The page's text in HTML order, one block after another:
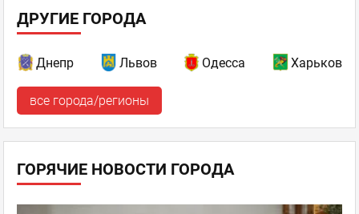
ДРУГИЕ ГОРОДА
Днепр Львов Одесса Харьков
все города/регионы
ГОРЯЧИЕ НОВОСТИ ГОРОДА